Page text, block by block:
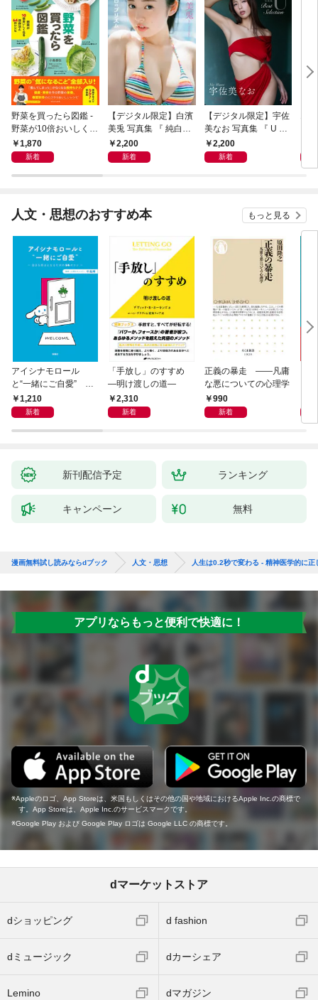
野菜を買ったら図鑑 -
野菜が10倍おいしくな
る保存法と64のレシピ
-
1,870
新着
【デジタル限定】白濱
美兎 写真集 『 純白の
プリズム 』
2,200
新着
【デジタル限定】宇佐
美なお 写真集 『 U ～
Best Selection ～ 』
2,200
新着
人文・思想のおすすめ本 もっと見る
アイシナモロール
と“一緒にご自愛” ～
自分を好きになるため
の56のコツ～
1,210
新着
「手放し」のすすめ
―明け渡しの道―
2,310
新着
正義の暴走 ――凡庸
な悪についての心理学
990
新着
新刊配信予定 ランキング
キャンペーン 無料
漫画無料試し読みならdブック 人文・思想 人生は0.2秒で変わる - 精神医学的に
アプリならもっと便利で快適に！
Appleのロゴ、App Storeは、米国もしくはその他の国や地域におけるApple Inc.の商標で
す。App Storeは、Apple Inc.のサービスマークです。
Google Play および Google Play ロゴは Google LLC の商標です。
dマーケットストア
dショッピング d fashion
dミュージック dカーシェア
Lemino dマガジン